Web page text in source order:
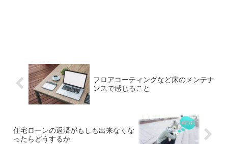
フロアコーティングなど床のメンテナ
ンスで感じること
住宅ローンの返済がもしも出来なくな
ったらどうするか